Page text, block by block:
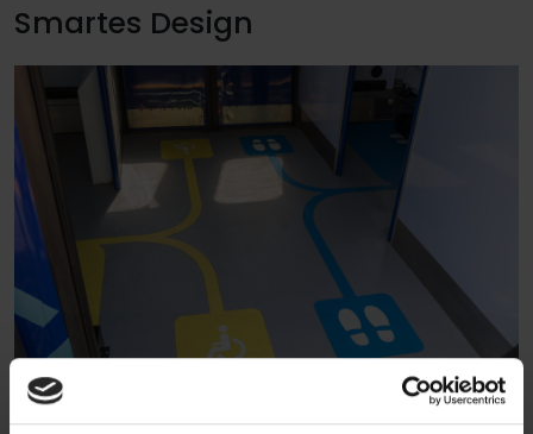
Smartes Design
Um die Fahrt von A nach B zu einem rundum gelungenen